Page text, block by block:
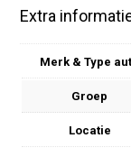
Extra
Merk & Type
Groep
Locatie